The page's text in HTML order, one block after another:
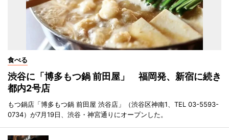
食べる
渋谷に「博多もつ鍋 前田屋」 福岡発、新宿に続き
都内2号店
もつ鍋店「博多もつ鍋 前田屋 渋谷店」（渋谷区神南1、TEL 03-5593-
0734）が7月19日、渋谷・神宮通りにオープンした。